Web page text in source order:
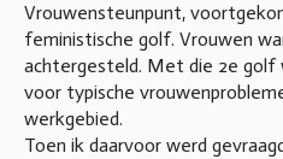
Vrouwensteunpunt,
feministische golf. Vrouwen
achtergesteld. Met die 2e golf
voor typische
werkgebied.
Toen ik daarvoor werd